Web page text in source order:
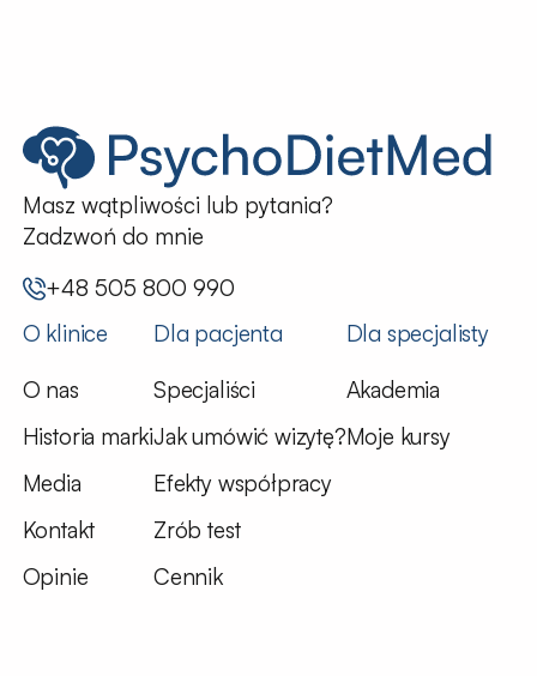
Masz wątpliwości lub pytania?
Zadzwoń do mnie
+48 505 800 990
O klinice
O nas
Historia marki
Media
Kontakt
Opinie
Dla pacjenta
Specjaliści
Jak umówić wizytę?
Efekty współpracy
Zrób test
Cennik
Dla specjalisty
Akademia
Moje kursy